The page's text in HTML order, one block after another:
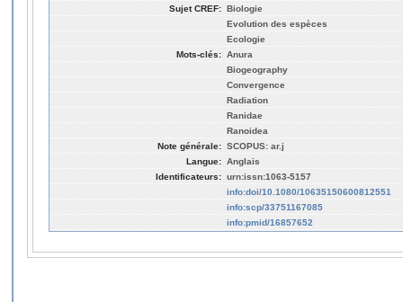
Sujet CREF: Biologie
Evolution des espèces
Ecologie
Mots-clés: Anura
Biogeography
Convergence
Radiation
Ranidae
Ranoidea
Note générale: SCOPUS: ar.j
Langue: Anglais
Identificateurs: urn:issn:1063-5157
info:doi/10.1080/10635150600812551
info:scp/33751167085
info:pmid/16857652